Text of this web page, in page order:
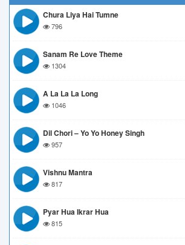
Chura Liya Hai Tumne
796
Sanam Re Love Theme
1304
A La La La Long
1046
Dil Chori – Yo Yo Honey Singh
957
Vishnu Mantra
817
Pyar Hua Ikrar Hua
815